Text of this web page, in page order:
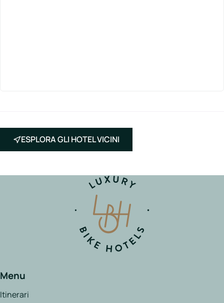
ESPLORA GLI HOTEL VICINI
Menu
Itinerari